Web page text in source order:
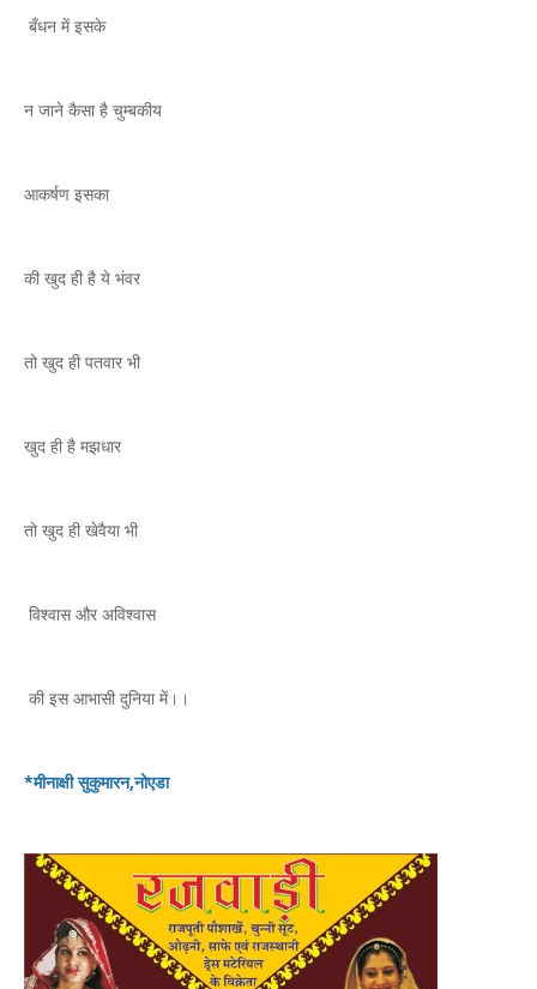
बँधन में इसके
न जाने कैसा है चुम्बकीय
आकर्षण इसका
की खुद ही है ये भंवर
तो खुद ही पतवार भी
खुद ही है मझधार
तो खुद ही खेवैया भी
विश्वास और अविश्वास
की इस आभासी दुनिया में।।
*मीनाक्षी सुकुमारन,नोएडा